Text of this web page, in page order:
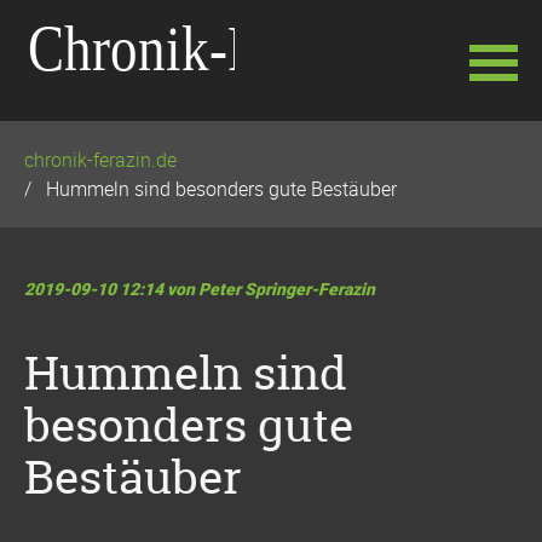
überspringen
chronik-ferazin.de
Hummeln sind besonders gute Bestäuber
2019-09-10 12:14von Peter Springer-Ferazin
Hummeln sind
besonders gute
Bestäuber